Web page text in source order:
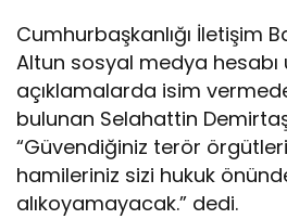
Cumhurbaşkanlığı İletişim
Altun sosyal medya hesabı
açıklamalarda isim
bulunan Selahattin
“Güvendiğiniz terör
hamileriniz sizi hukuk
alıkoyamayacak.” dedi.